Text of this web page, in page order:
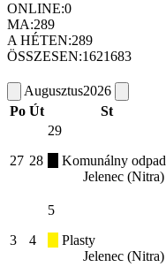
ONLINE:0
MA:289
A HÉTEN:289
ÖSSZESEN:1621683
Augusztus2026
Po Út St
27 28
29
Komunálny odpad
Jelenec (Nitra)
3 4
5
Plasty
Jelenec (Nitra)